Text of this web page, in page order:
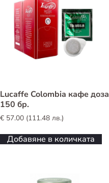
Lucaffe Colombia кафе доза
150 бр.
€ 57.00 (111.48 лв.)
Добавяне в количката